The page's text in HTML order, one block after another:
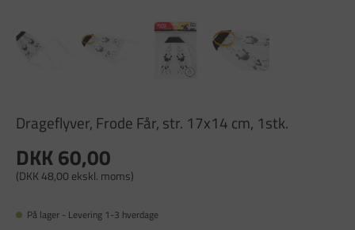
Drageflyver, Frode Får, str. 17x14 cm, 1stk.
DKK 60,00
(DKK 48,00 ekskl. moms)
På lager - Levering 1-3 hverdage